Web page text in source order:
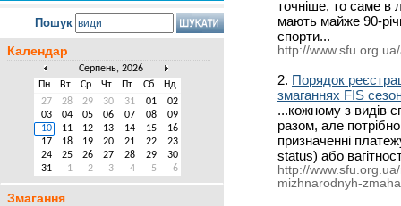
Пошук
Календар
Серпень, 2026
Пн
Вт Ср Чт Пт Сб
Нд
27
28 29 30 31 01
02
03
04 05 06 07 08
09
10
11 12 13 14 15
16
17
18 19 20 21 22
23
24
25 26 27 28 29
30
31
1 2 3 4 5 6
Змагання
точніше, то саме в
мають майже 90-
спорти...
http://
2. Порядок
змаганнях FIS
...кожному з видів
разом, але
призначенні
status) або
http://
mizhnarodnyh-